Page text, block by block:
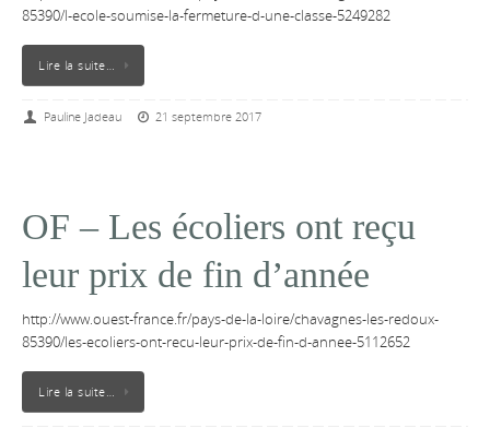
85390/l-ecole-soumise-la-fermeture-d-une-classe-5249282
Lire la suite…
Pauline Jadeau 21 septembre 2017
OF – Les écoliers ont reçu
leur prix de fin d’année
http://www.ouest-france.fr/pays-de-la-loire/chavagnes-les-redoux-
85390/les-ecoliers-ont-recu-leur-prix-de-fin-d-annee-5112652
Lire la suite…